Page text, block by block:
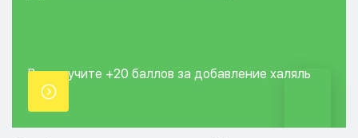
Вы получите +20 баллов за добавление халяль
точки.